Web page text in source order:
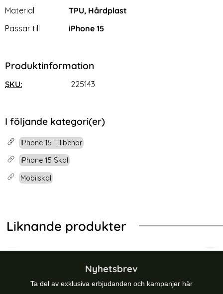
Material
TPU, Hårdplast
Passar till
iPhone 15
Produktinformation
SKU: 225143
I följande kategori(er)
iPhone 15 Tillbehör
iPhone 15 Skal
Mobilskal
Liknande produkter
iPhone 16 Skal MagSafe MagSlim Matt Vit
Tech-Protect iPhone 15 Skal
Nyhetsbrev
Ta del av exklusiva erbjudanden och kampanjer här